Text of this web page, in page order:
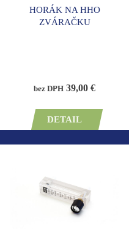
HORÁK NA HHO
ZVÁRAČKU
bez DPH 39,00 €
DETAIL